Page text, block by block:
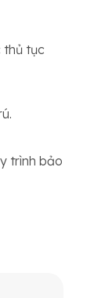
thủ tục
trình bảo